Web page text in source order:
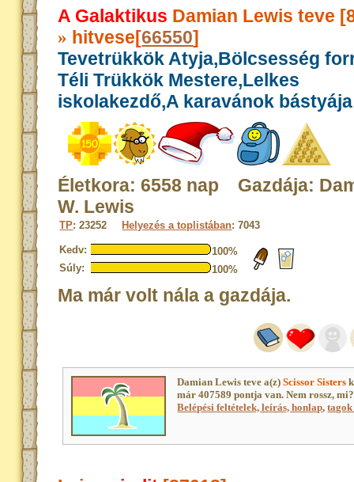
A Galaktikus Damian Lewis teve
» hitvese[66550]
Tevetrükkök Atyja,Bölcsesség
Téli Trükkök Mestere,Lelkes
iskolakezdő,A karavánok bástyája
Életkora: 6558 nap Gazdája:
W. Lewis
TP: 23252 Helyezés a toplistában: 7043
Kedv:
100%
Súly:
100%
Ma már volt nála a gazdája.
Damian Lewis teve a(z)Scissor Sisters
már 407589 pontja van. Nem rossz, mi?
Belépési feltételek, leírás, honlap,